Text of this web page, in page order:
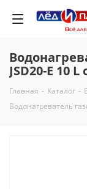
JSD20-E 10
Главная - Каталог -
Водонагреватель